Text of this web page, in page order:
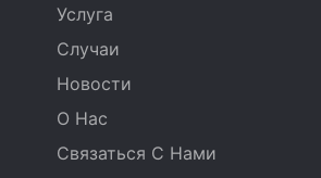
Услуга
Случаи
Новости
О Нас
Связаться С Нами